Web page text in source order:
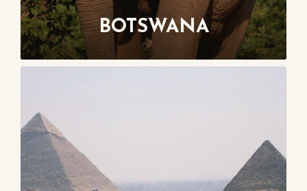
BOTSWANA